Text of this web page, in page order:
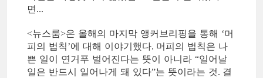
면...
<뉴스룸>은 올해의 마지막 앵커브리핑을 통해 ‘머
피의 법칙’에 대해 이야기했다. 머피의 법칙은 나
쁜 일이 연거푸 벌어진다는 뜻이 아니라 “일어날
일은 반드시 일어나게 돼 있다”는 뜻이라는 것. 결